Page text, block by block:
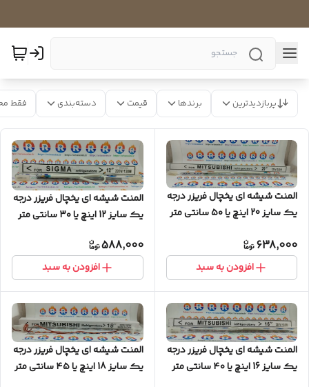
پربازدیدترین برندها قیمت دسته‌بندی فقط
المنت شیشه ای یخچال فریزر درجه
یک سایز 20 اینچ یا ۵۰ سانتی متر
638,000
افزودن به سبد
المنت شیشه ای یخچال فریزر درجه
یک سایز 12 اینچ یا ۳۰ سانتی متر
588,000
افزودن به سبد
المنت شیشه ای یخچال فریزر درجه
یک سایز 16 اینچ یا ۴۰ سانتی متر
المنت شیشه ای یخچال فریزر درجه
یک سایز 18 اینچ یا ۴۵ سانتی متر